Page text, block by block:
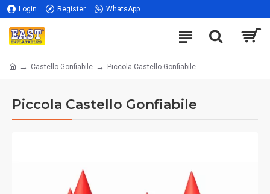
Login Register WhatsApp
Castello Gonfiabile Piccola Castello Gonfiabile
Piccola Castello Gonfiabile